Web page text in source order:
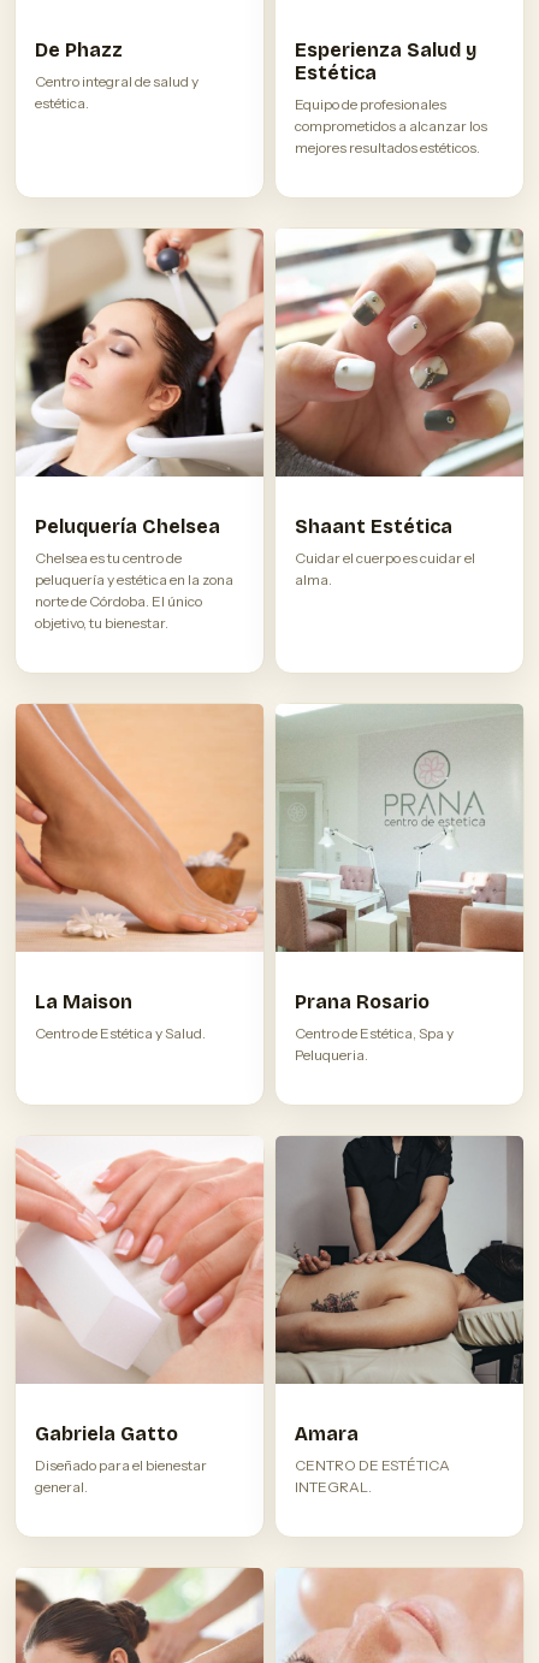
De Phazz
Centro integral de salud y
estética.
Esperienza Salud y
Estética
Equipo de profesionales
comprometidos a alcanzar los
mejores resultados estéticos.
Peluquería Chelsea
Chelsea es tu centro de
peluquería y estética en la zona
norte de Córdoba. El único
objetivo, tu bienestar.
Shaant Estética
Cuidar el cuerpo es cuidar el
alma.
La Maison
Centro de Estética y Salud.
Prana Rosario
Centro de Estética, Spa y
Peluqueria.
Gabriela Gatto
Diseñado para el bienestar
general.
Amara
CENTRO DE ESTÉTICA
INTEGRAL.